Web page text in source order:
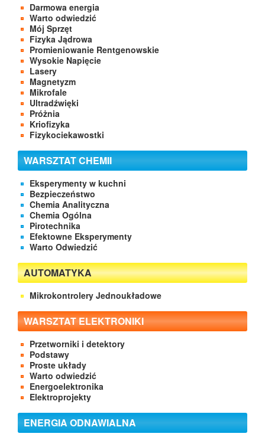
Darmowa energia
Warto odwiedzić
Mój Sprzęt
Fizyka Jądrowa
Promieniowanie Rentgenowskie
Wysokie Napięcie
Lasery
Magnetyzm
Mikrofale
Ultradźwięki
Próżnia
Kriofizyka
Fizykociekawostki
WARSZTAT CHEMII
Eksperymenty w kuchni
Bezpieczeństwo
Chemia Analityczna
Chemia Ogólna
Pirotechnika
Efektowne Eksperymenty
Warto Odwiedzić
AUTOMATYKA
Mikrokontrolery Jednoukładowe
WARSZTAT ELEKTRONIKI
Przetworniki i detektory
Podstawy
Proste układy
Warto odwiedzić
Energoelektronika
Elektroprojekty
ENERGIA ODNAWIALNA